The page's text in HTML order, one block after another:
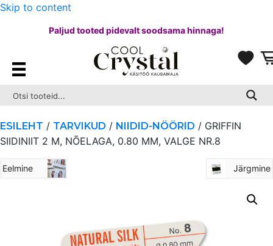
Skip to content
Paljud tooted pidevalt soodsama hinnaga!
ESILEHT / TARVIKUD / NIIDID-NÖÖRID / GRIFFIN
SIIDINIIT 2 M, NÕELAGA, 0.80 MM, VALGE NR.8
Eelmine Järgmine